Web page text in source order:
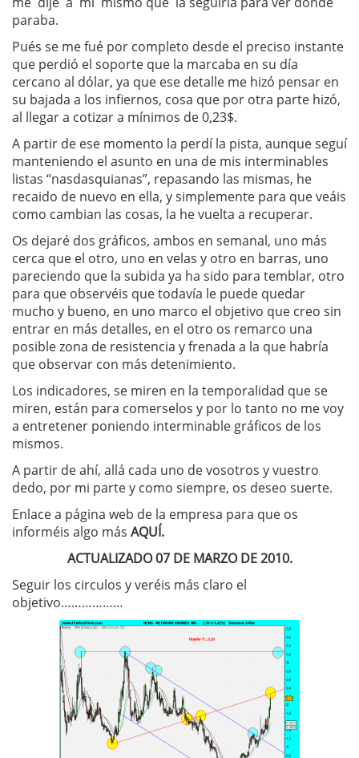
paraba.
Pués se me fué por completo desde el preciso instante
que perdió el soporte que la marcaba en su día
cercano al dólar, ya que ese detalle me hizó pensar en
su bajada a los infiernos, cosa que por otra parte hizó,
al llegar a cotizar a mínimos de 0,23$.
A partir de ese momento la perdí la pista, aunque seguí
manteniendo el asunto en una de mis interminables
listas “nasdasquianas”, repasando las mismas, he
recaido de nuevo en ella, y simplemente para que veáis
como cambian las cosas, la he vuelta a recuperar.
Os dejaré dos gráficos, ambos en semanal, uno más
cerca que el otro, uno en velas y otro en barras, uno
pareciendo que la subida ya ha sido para temblar, otro
para que observéis que todavía le puede quedar
mucho y bueno, en uno marco el objetivo que creo sin
entrar en más detalles, en el otro os remarco una
posible zona de resistencia y frenada a la que habría
que observar con más detenimiento.
Los indicadores, se miren en la temporalidad que se
miren, están para comerselos y por lo tanto no me voy
a entretener poniendo interminable gráficos de los
mismos.
A partir de ahí, allá cada uno de vosotros y vuestro
dedo, por mi parte y como siempre, os deseo suerte.
Enlace a página web de la empresa para que os
informéis algo más AQUÍ.
ACTUALIZADO 07 DE MARZO DE 2010.
Seguir los circulos y veréis más claro el
objetivo………………